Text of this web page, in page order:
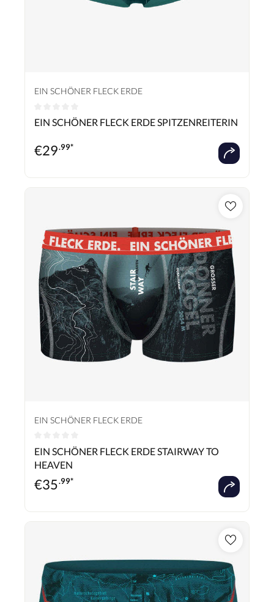
EIN SCHÖNER FLECK ERDE
Durchschnittliche Bewertung von 0 von 5 Sternen
EIN SCHÖNER FLECK ERDE SPITZENREITERIN
€29.99*
EIN SCHÖNER FLECK ERDE
Durchschnittliche Bewertung von 0 von 5 Sternen
EIN SCHÖNER FLECK ERDE STAIRWAY TO
HEAVEN
€35.99*